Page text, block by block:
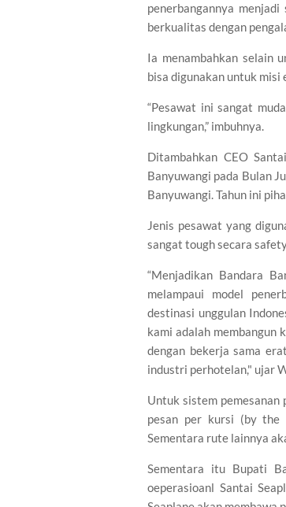
penerbangannya
berkualitas dengan
Ia menambahkan selain
bisa digunakan untuk misi
“Pesawat ini sangat
lingkungan,” imbuhnya.
Ditambahkan CEO
Banyuwangi pada Bulan
Banyuwangi. Tahun ini
Jenis pesawat yang
sangat tough secara
“Menjadikan Bandara
melampaui model
destinasi unggulan
kami adalah
dengan bekerja sama
industri perhotelan," ujar
Untuk sistem pemesanan
pesan per kursi (by the
Sementara rute lainnya
Sementara itu Bupati
oeperasioanl Santai